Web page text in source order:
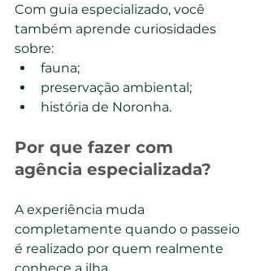
Com guia especializado, você
também aprende curiosidades
sobre:
fauna;
preservação ambiental;
história de Noronha.
Por que fazer com
agência especializada?
A experiência muda
completamente quando o passeio
é realizado por quem realmente